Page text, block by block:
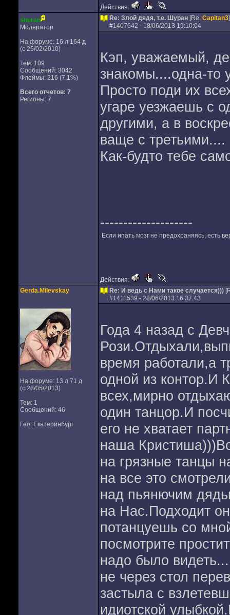
Действия:
shuran
Модератор
На форуме: 16 л 164 д
(с 25/02/2010)
Тем: 109
Сообщений: 3042
Флеймы: 216 (7,1%)
Всего отчетов: 7
Регионы: 7
Re: Злой дядя, т.е. Шуран [Re: Capitan3]
#1407642 - 18/06/2013 19:10:04
Кэп, уважаемый,
знакомы....одна-то
Просто поди их
угаре уезжаешь с
другими, а в
ваще с третьими....
Как-будто тебе
--------------------
Если ипать мозг не предохраняясь, есть
Действия:
Gerda.Milevskay
На форуме: 13 л 71 д
(с 28/05/2013)
Тем: 1
Сообщений: 46
Гео: Екатеринбург
Re: И ведь с Нами такое случается)))
#1411539 - 28/06/2013 16:37:43
Года 4 назад с
время работали,а
одной из контор.И
всех,мирно
один танцор.И
его не хватает
наша
на грязные танцы
на все это
над пьянючим
на Нас.Подходит
потанцуешь со
посмотрите
надо было
не через стол
застыла с
идиотской